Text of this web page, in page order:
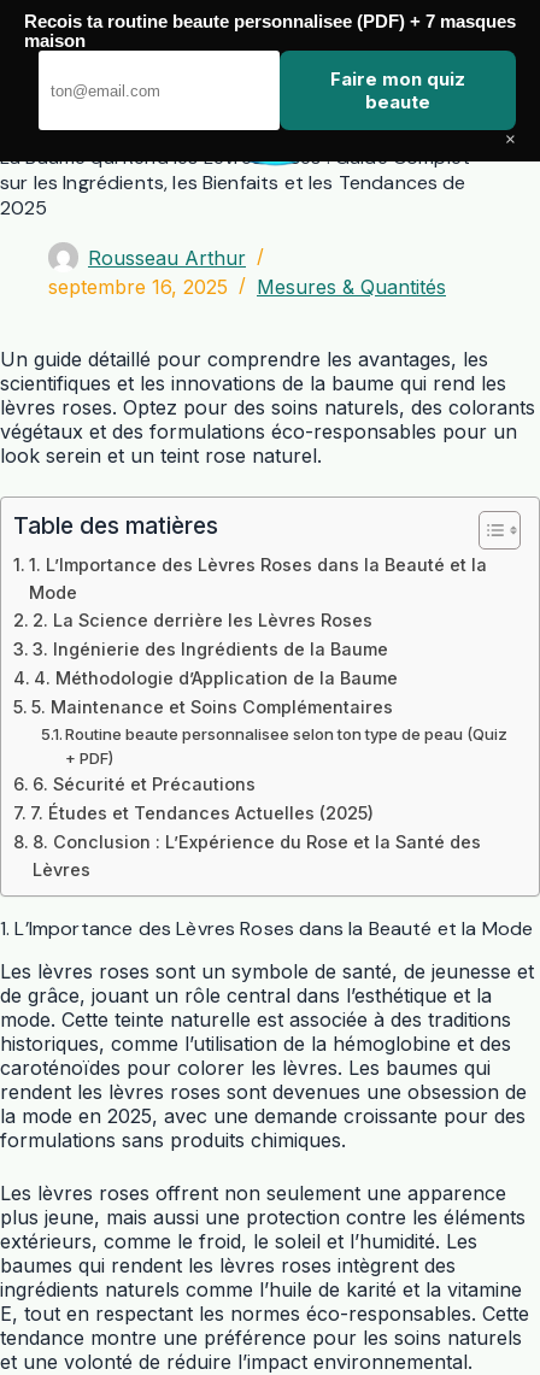
Passer
contenu
La Baume qui Rend les Lèvres Roses : Guide Complet
sur les Ingrédients, les Bienfaits et les Tendances de
2025
Rousseau Arthur
septembre 16, 2025
Mesures & Quantités
Un guide détaillé pour comprendre les avantages, les
scientifiques et les innovations de la baume qui rend les
lèvres roses. Optez pour des soins naturels, des colorants
végétaux et des formulations éco-responsables pour un
look serein et un teint rose naturel.
Table des matières
1. L’Importance des Lèvres Roses dans la Beauté et la
Mode
2. La Science derrière les Lèvres Roses
3. Ingénierie des Ingrédients de la Baume
4. Méthodologie d’Application de la Baume
5. Maintenance et Soins Complémentaires
Routine beaute personnalisee selon ton type de peau (Quiz
+ PDF)
6. Sécurité et Précautions
7. Études et Tendances Actuelles (2025)
8. Conclusion : L’Expérience du Rose et la Santé des
Lèvres
1. L’Importance des Lèvres Roses dans la Beauté et la Mode
Les lèvres roses sont un symbole de santé, de jeunesse et
de grâce, jouant un rôle central dans l’esthétique et la
mode. Cette teinte naturelle est associée à des traditions
historiques, comme l’utilisation de la hémoglobine et des
caroténoïdes pour colorer les lèvres. Les baumes qui
rendent les lèvres roses sont devenues une obsession de
la mode en 2025, avec une demande croissante pour des
formulations sans produits chimiques.
Les lèvres roses offrent non seulement une apparence
plus jeune, mais aussi une protection contre les éléments
extérieurs, comme le froid, le soleil et l’humidité. Les
baumes qui rendent les lèvres roses intègrent des
ingrédients naturels comme l’huile de karité et la vitamine
E, tout en respectant les normes éco-responsables. Cette
tendance montre une préférence pour les soins naturels
et une volonté de réduire l’impact environnemental.
Recois ta routine beaute personnalisee (PDF) + 7 masques
maison
Faire mon quiz
beaute
×